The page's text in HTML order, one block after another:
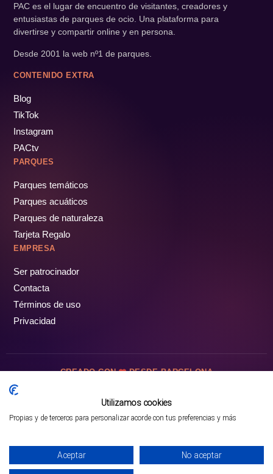
Mejor opción en SATOORDAY
PAC es el lugar de encuentro de visitantes, creadores y
entusiastas de parques de ocio. Una plataforma para
divertirse y compartir online y en persona.
Desde 2001 la web nº1 de parques.
CONTENIDO EXTRA
Blog
TikTok
Instagram
PACtv
PARQUES
Parques temáticos
Parques acuáticos
Parques de naturaleza
Tarjeta Regalo
EMPRESA
Ser patrocinador
Contacta
Términos de uso
Privacidad
CREADO CON DESDE BARCELONA
Utilizamos cookies
Propias y de terceros para personalizar acorde con tus preferencias y más
Aceptar No aceptar